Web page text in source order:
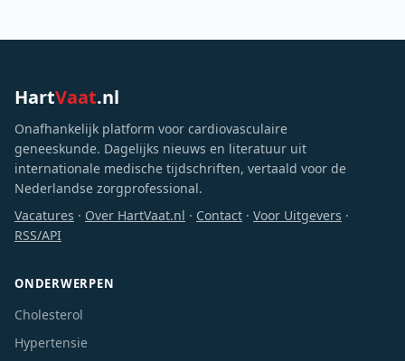
HartVaat.nl
Onafhankelijk platform voor cardiovasculaire
geneeskunde. Dagelijks nieuws en literatuur uit
internationale medische tijdschriften, vertaald voor de
Nederlandse zorgprofessional.
Vacatures · Over HartVaat.nl · Contact · Voor Uitgevers ·
RSS/API
ONDERWERPEN
Cholesterol
Hypertensie